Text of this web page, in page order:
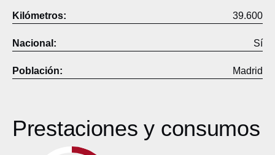
Kilómetros: 39.600
Nacional: Sí
Población: Madrid
Prestaciones y consumos